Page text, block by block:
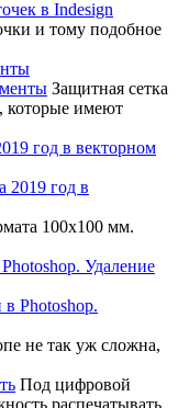
и тому подобное
Защитная сетка
которые имеют
год в векторном
100х100 мм.
Удаление
не так уж сложна,
Под цифровой
распечатывать